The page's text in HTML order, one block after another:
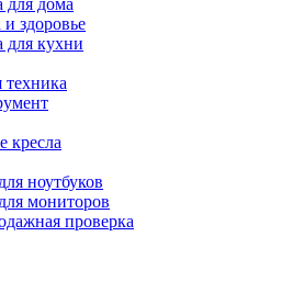
для дома
и здоровье
для кухни
техника
кресла
ноутбуков
мониторов
проверка